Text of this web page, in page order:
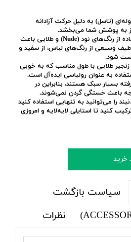
(تاسل) به دلیل حرکت آزادانه
به پوشش شما می‌بخشد.
استفاده از رنگ‌های نود (Nude) و طلایی باعث
طیف وسیعی از رنگ‌های لباس، از سفید و
ست شود.
زنجیر طلایی با طول مناسب که به خوبی
به عنوان رولباسی ایده‌آل است.
بسیار سبک هستند، بنابراین در
باعث خستگی گردن نمی‌شوند.
را می‌توانید به تنهایی استفاده کنید
کنید تا استایلی لایه‌لایه و امروزی
خرید
سیاست بازگشت
نظرات